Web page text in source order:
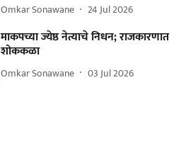
Omkar Sonawane 24 Jul 2026
माकपच्या ज्येष्ठ नेत्याचे निधन; राजकारणात
शोककळा
Omkar Sonawane 03 Jul 2026